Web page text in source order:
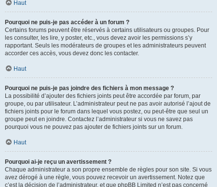
Haut
Pourquoi ne puis-je pas accéder à un forum ?
Certains forums peuvent être réservés à certains utilisateurs ou groupes. Pour
les consulter, les lire, y poster, etc., vous devez avoir les permissions s’y
rapportant. Seuls les modérateurs de groupes et les administrateurs peuvent
accorder ces accès, vous devez donc les contacter.
Haut
Pourquoi ne puis-je pas joindre des fichiers à mon message ?
La possibilité d’ajouter des fichiers joints peut être accordée par forum, par
groupe, ou par utilisateur. L’administrateur peut ne pas avoir autorisé l’ajout de
fichiers joints pour le forum dans lequel vous postez, ou peut-être que seul un
groupe peut en joindre. Contactez l’administrateur si vous ne savez pas
pourquoi vous ne pouvez pas ajouter de fichiers joints sur un forum.
Haut
Pourquoi ai-je reçu un avertissement ?
Chaque administrateur a son propre ensemble de règles pour son site. Si vous
avez dérogé à une règle, vous pouvez recevoir un avertissement. Notez que
c’est la décision de l’administrateur, et que phpBB Limited n’est pas concerné